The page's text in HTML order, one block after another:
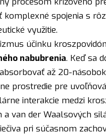
komplexné spojenia s
využitie.
účinku
nabubrenia. Keď sa
až 20-
prostredie pre
interakcie medzi
a van der Waalsových
pri súčasnom